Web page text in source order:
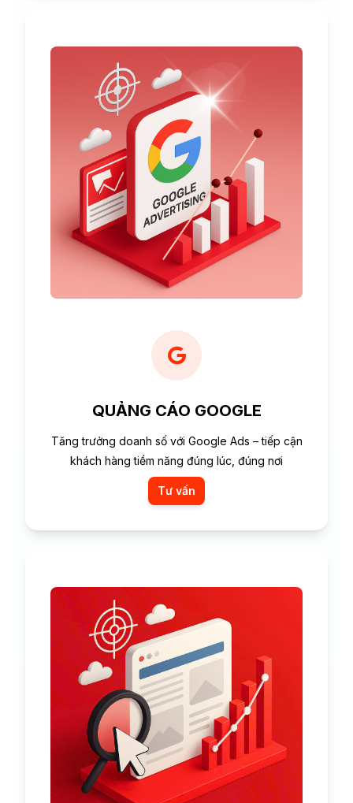
QUẢNG CÁO GOOGLE
Tăng trưởng doanh số với Google Ads – tiếp cận
khách hàng tiềm năng đúng lúc, đúng nơi
Tư vấn